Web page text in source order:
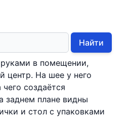
Найти
в помещении,
центр. На шее у него
создаётся
заднем плане видны
и стол с упаковками